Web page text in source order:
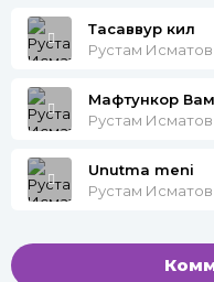
Тасаввур кил
Рустам Исматов
Мафтункор
Рустам Исматов
Unutma meni
Рустам Исматов